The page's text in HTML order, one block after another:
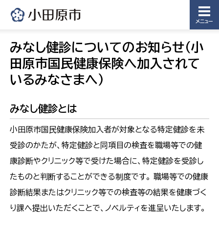
メニュー
みなし健診についてのお知らせ（小
田原市国民健康保険へ加入されて
いるみなさまへ）
みなし健診とは
小田原市国民健康保険加入者が対象となる特定健診を未
受診のかたが、特定健診と同項目の検査を職場等での健
康診断やクリニック等で受けた場合に、特定健診を受診し
たものと判断することができる制度です。 職場等での健康
診断結果またはクリニック等での検査等の結果を健康づく
り課へ提出いただくことで、ノベルティを進呈いたします。